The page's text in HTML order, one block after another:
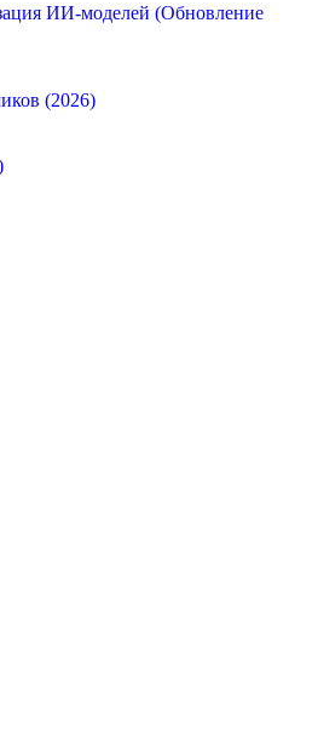
ИИ-моделей (Обновление
(2026)